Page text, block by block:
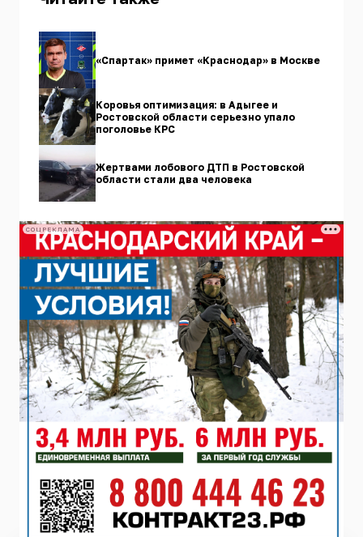
«Спартак» примет «Краснодар» в Москве
Коровья оптимизация: в Адыгее и
Ростовской области серьезно упало
поголовье КРС
Жертвами лобового ДТП в Ростовской
области стали два человека
СОЦРЕКЛАМА